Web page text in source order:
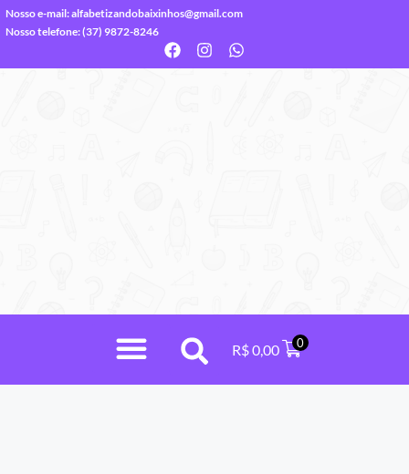
Nosso e-mail:alfabetizandobaixinhos@gmail.com
Nosso telefone: (37) 9872-8246
R$0,00 0